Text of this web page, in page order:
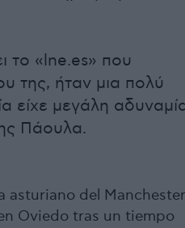
το «lne.es» που
της, ήταν μια πολύ
είχε μεγάλη
Πάουλα.
asturiano del Manchester
Oviedo tras un tiempo